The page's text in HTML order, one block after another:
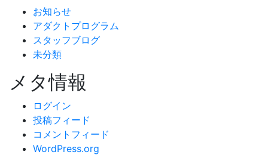
お知らせ
アダクトプログラム
スタッフブログ
未分類
メタ情報
ログイン
投稿フィード
コメントフィード
WordPress.org